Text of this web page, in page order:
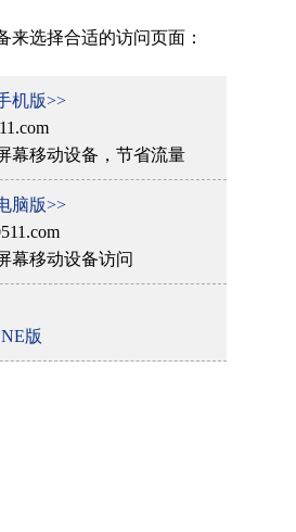
来选择合适的访问页面：
机版>>
幕移动设备，节省流量
脑版>>
幕移动设备访问
版